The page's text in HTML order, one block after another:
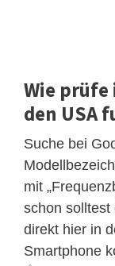
Wie prüfe
den USA
Suche bei
mit
schon solltest
direkt hier in
Smartphone